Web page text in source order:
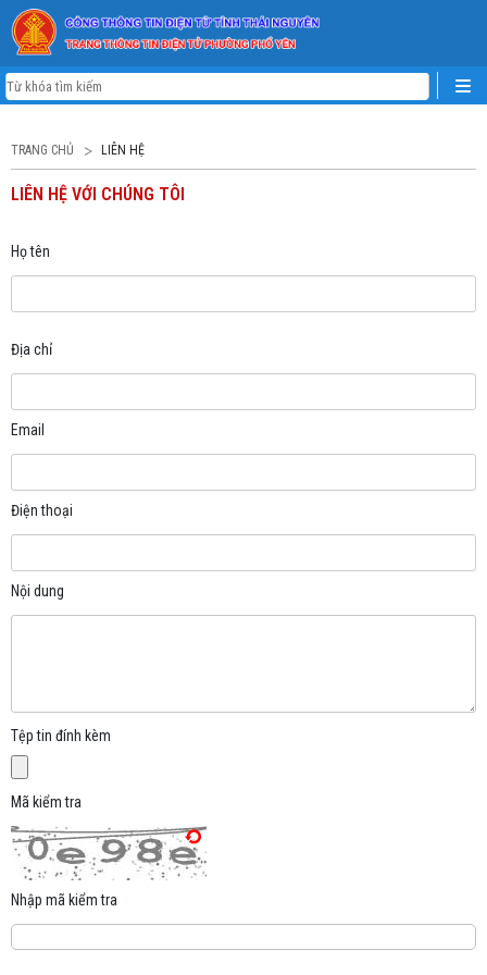
TRANG CHỦ LIÊN HỆ
LIÊN HỆ VỚI CHÚNG TÔI
Họ tên
Địa chỉ
Email
Điện thoại
Nội dung
Tệp tin đính kèm
Mã kiểm tra
Nhập mã kiểm tra